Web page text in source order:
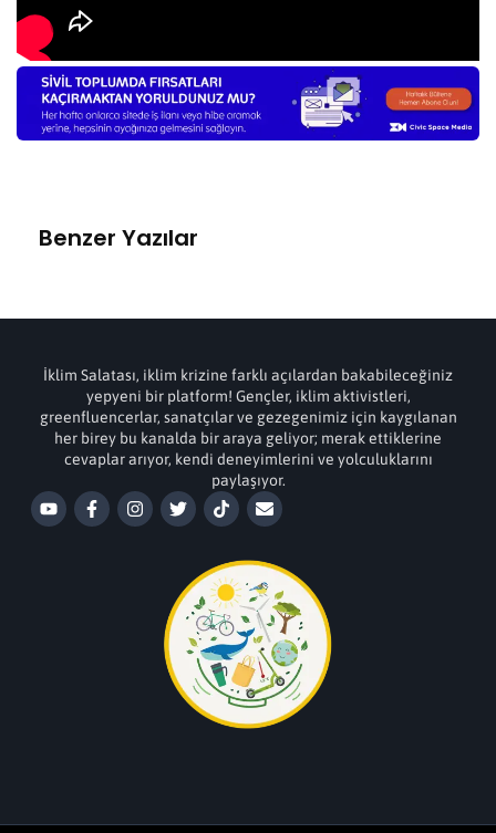
Benzer Yazılar
İklim Salatası, iklim krizine farklı açılardan bakabileceğiniz
yepyeni bir platform! Gençler, iklim aktivistleri,
greenfluencerlar, sanatçılar ve gezegenimiz için kaygılanan
her birey bu kanalda bir araya geliyor; merak ettiklerine
cevaplar arıyor, kendi deneyimlerini ve yolculuklarını
paylaşıyor.